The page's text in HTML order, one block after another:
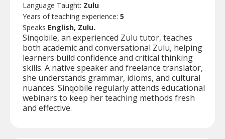
Language Taught: Zulu
Years of teaching experience: 5
Speaks English, Zulu.
Sinqobile, an experienced Zulu tutor, teaches
both academic and conversational Zulu, helping
learners build confidence and critical thinking
skills. A native speaker and freelance translator,
she understands grammar, idioms, and cultural
nuances. Sinqobile regularly attends educational
webinars to keep her teaching methods fresh
and effective.